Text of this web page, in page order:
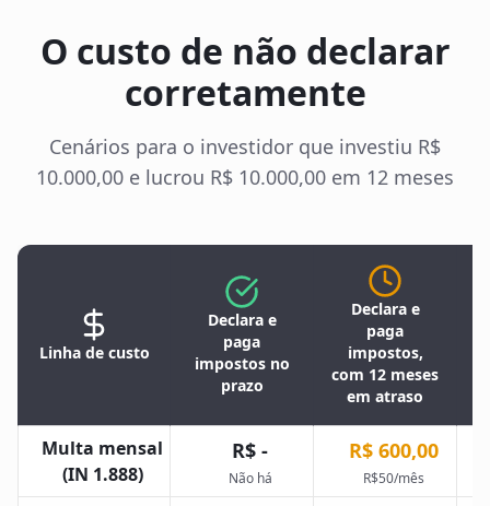
O custo de não declarar
corretamente
Cenários para o investidor que investiu R$
10.000,00 e lucrou R$ 10.000,00 em 12 meses
Linha de custo
Declara e
paga
impostos no
prazo
Declara e
paga
impostos,
com 12 meses
em atraso
Multa mensal
(IN 1.888)
R$ -
Não há
R$ 600,00
R$50/mês